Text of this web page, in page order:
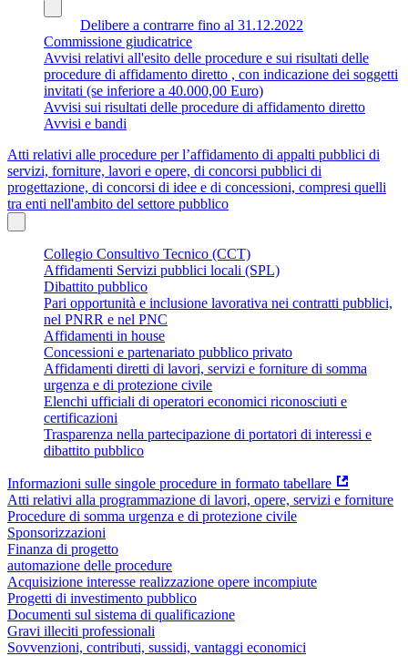
Delibere a contrarre fino al 31.12.2022
Commissione giudicatrice
Avvisi relativi all'esito delle procedure e sui risultati delle
procedure di affidamento diretto , con indicazione dei soggetti
invitati (se inferiore a 40.000,00 Euro)
Avvisi sui risultati delle procedure di affidamento diretto
Avvisi e bandi
Atti relativi alle procedure per l’affidamento di appalti pubblici di
servizi, forniture, lavori e opere, di concorsi pubblici di
progettazione, di concorsi di idee e di concessioni, compresi quelli
tra enti nell'ambito del settore pubblico
Collegio Consultivo Tecnico (CCT)
Affidamenti Servizi pubblici locali (SPL)
Dibattito pubblico
Pari opportunità e inclusione lavorativa nei contratti pubblici,
nel PNRR e nel PNC
Affidamenti in house
Concessioni e partenariato pubblico privato
Affidamenti diretti di lavori, servizi e forniture di somma
urgenza e di protezione civile
Elenchi ufficiali di operatori economici riconosciuti e
certificazioni
Trasparenza nella partecipazione di portatori di interessi e
dibattito pubblico
Informazioni sulle singole procedure in formato tabellare
Atti relativi alla programmazione di lavori, opere, servizi e forniture
Procedure di somma urgenza e di protezione civile
Sponsorizzazioni
Finanza di progetto
automazione delle procedure
Acquisizione interesse realizzazione opere incompiute
Progetti di investimento pubblico
Documenti sul sistema di qualificazione
Gravi illeciti professionali
Sovvenzioni, contributi, sussidi, vantaggi economici